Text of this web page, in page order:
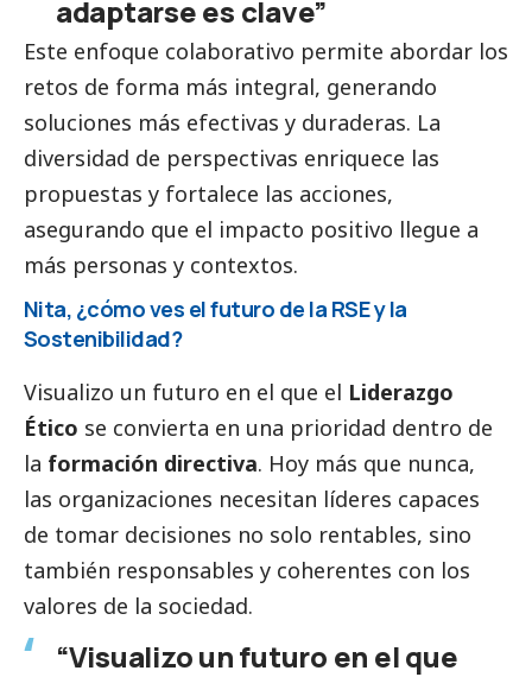
adaptarse es clave”
Este enfoque colaborativo permite abordar los
retos de forma más integral, generando
soluciones más efectivas y duraderas. La
diversidad de perspectivas enriquece las
propuestas y fortalece las acciones,
asegurando que el impacto positivo llegue a
más personas y contextos.
Nita, ¿cómo ves el futuro de la RSE y la
Sostenibilidad?
Visualizo un futuro en el que el Liderazgo
Ético se convierta en una prioridad dentro de
la formación directiva. Hoy más que nunca,
las organizaciones necesitan líderes capaces
de tomar decisiones no solo rentables, sino
también responsables y coherentes con los
valores de la sociedad.
“Visualizo un futuro en el que